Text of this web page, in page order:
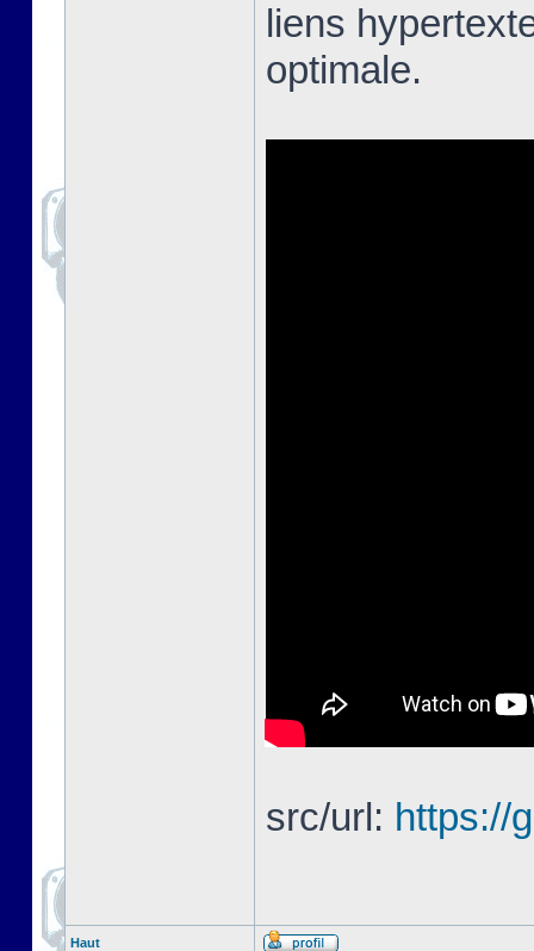
liens
optimale.
src/url: https://
Haut